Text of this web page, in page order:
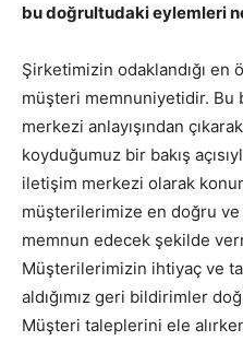
bu doğrultudaki eylemleri
Şirketimizin odaklandığı en
müşteri memnuniyetidir. Bu
merkezi anlayışından
koyduğumuz bir bakış
iletişim merkezi olarak
müşterilerimize en doğru ve
memnun edecek şekilde
Müşterilerimizin ihtiyaç ve
aldığımız geri bildirimler
Müşteri taleplerini ele